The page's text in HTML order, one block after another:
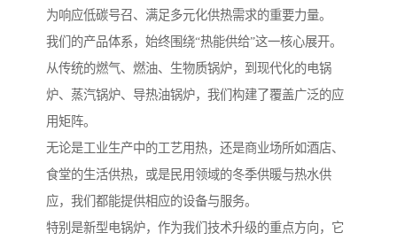
为响应低碳号召、满足多元化供热需求的重要力量。
我们的产品体系，始终围绕“热能供给”这一核心展开。
从传统的燃气、燃油、生物质锅炉，到现代化的电锅
炉、蒸汽锅炉、导热油锅炉，我们构建了覆盖广泛的应
用矩阵。
无论是工业生产中的工艺用热，还是商业场所如酒店、
食堂的生活供热，或是民用领域的冬季供暖与热水供
应，我们都能提供相应的设备与服务。
特别是新型电锅炉，作为我们技术升级的重点方向，它